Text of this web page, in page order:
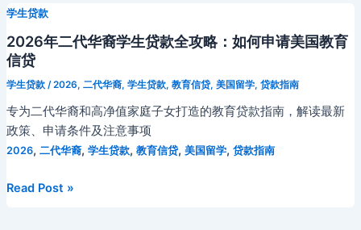
强
校
求
学
资
金
方
案
申
策
略
与
政
策
解
汽
车
贷
款
全
指
南：
年
学生贷款
2026年二代华裔学生贷款全攻略：如何申请美国教育
信贷
学生贷款/2026, 二代华裔, 学生贷款, 教育信贷, 美国留学, 贷款指南
专为二代华裔和高净值家庭子女打造的教育贷款指南，解读最新
政策、申请条件及注意事项
2026, 二代华裔, 学生贷款, 教育信贷, 美国留学, 贷款指南
2026
Read Post »